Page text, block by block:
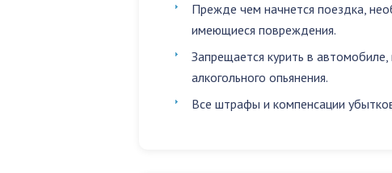
Прежде чем начнется поездка,
имеющиеся повреждения.
Запрещается курить в автомобиле,
алкогольного опьянения.
Все штрафы и компенсации